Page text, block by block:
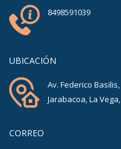
8498591039
UBICACIÓN
Av. Federico
Jarabacoa, La
CORREO